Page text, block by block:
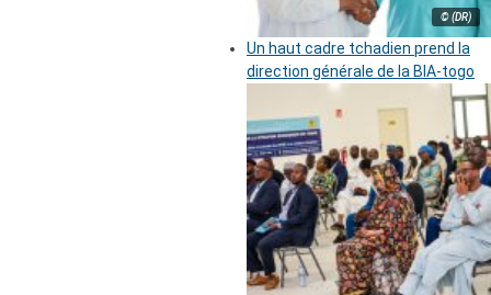
© (DR)
Un haut cadre tchadien prend la
direction générale de la BIA-togo